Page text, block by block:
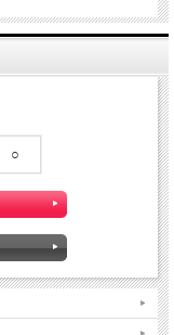
ロース、エチルヘキシル
酸メチルクロスポリマ
○